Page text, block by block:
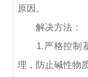
原因。
解决方法：
1.严格控制基
理，防止碱性物